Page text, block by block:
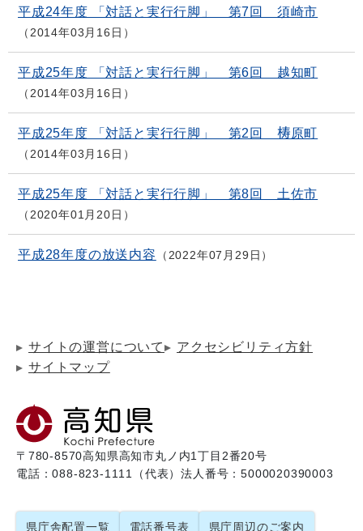
平成24年度 「対話と実行行脚」 第7回 須崎市
2014年03月16日
平成25年度 「対話と実行行脚」 第6回 越知町
2014年03月16日
平成25年度 「対話と実行行脚」 第2回 梼原町
2014年03月16日
平成25年度 「対話と実行行脚」 第8回 土佐市
2020年01月20日
平成28年度の放送内容 2022年07月29日
サイトの運営について
アクセシビリティ方針
サイトマップ
〒780-8570高知県高知市丸ノ内1丁目2番20号
電話：088-823-1111（代表）法人番号：5000020390003
県庁舎配置一覧 電話番号表 県庁周辺のご案内